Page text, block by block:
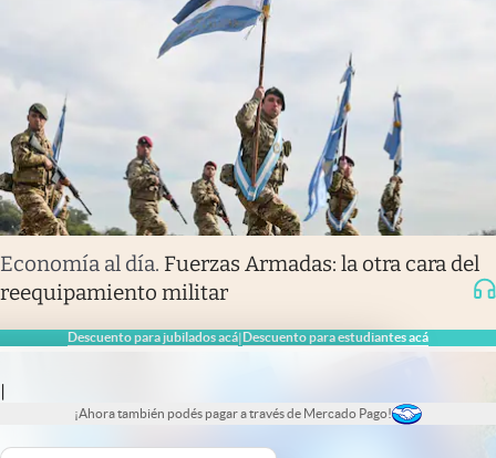
Descuento para jubilados acá|Descuento para estudiantes acá
|
¡Ahora también podés pagar a través de Mercado Pago!
Economía al día. Fuerzas Armadas: la otra cara del
reequipamiento militar